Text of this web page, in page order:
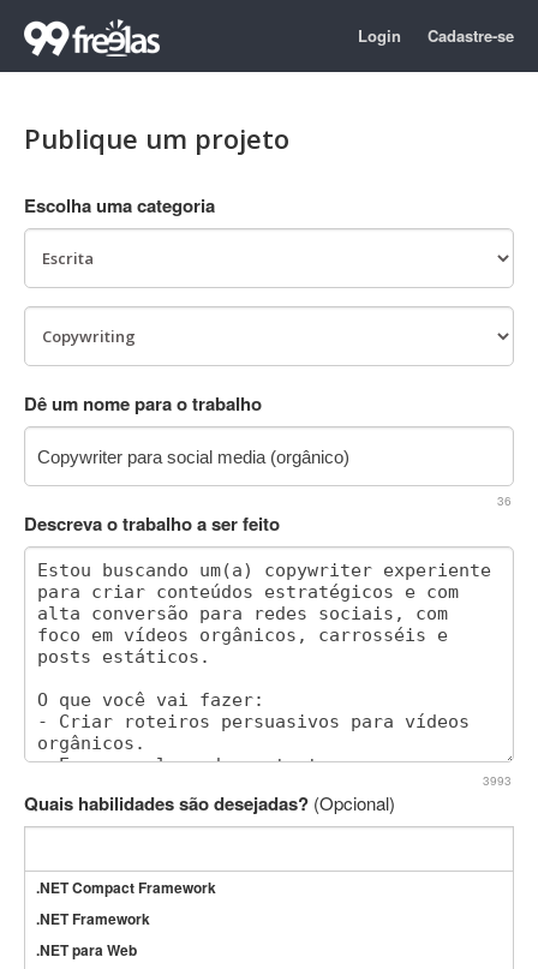
Login Cadastre-se
Publique um projeto
Escolha uma categoria
Dê um nome para o trabalho
36
Descreva o trabalho a ser feito
3993
Quais habilidades são desejadas? (Opcional)
.NET Compact Framework
.NET Framework
.NET para Web